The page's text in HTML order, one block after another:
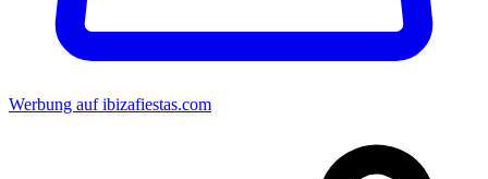
Werbung auf ibizafiestas.com